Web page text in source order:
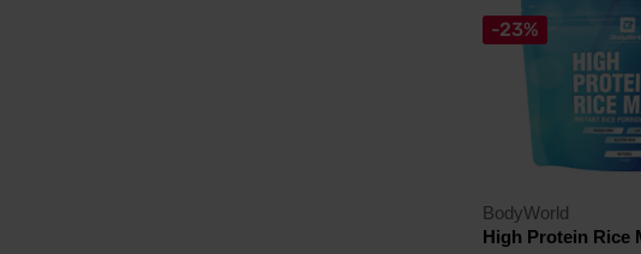
-23%
BodyWorld
High Protein Rice